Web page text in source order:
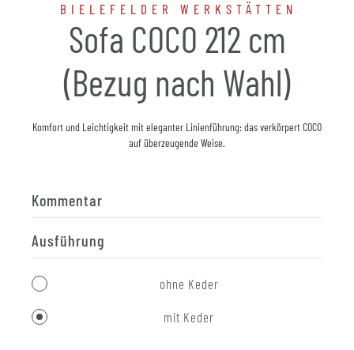
BIELEFELDER WERKSTÄTTEN
Sofa COCO 212 cm
(Bezug nach Wahl)
Komfort und Leichtigkeit mit eleganter Linienführung: das verkörpert COCO
auf überzeugende Weise.
Kommentar
Ausführung
ohne Keder
mit Keder